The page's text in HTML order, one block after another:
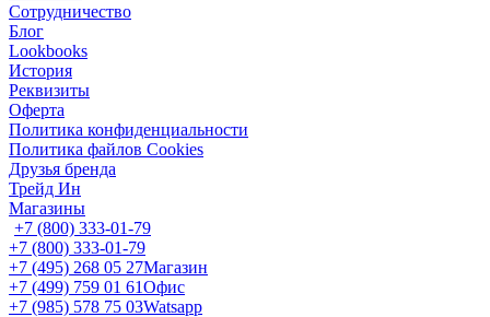
Сотрудничество
Блог
Lookbooks
История
Реквизиты
Оферта
Политика конфиденциальности
Политика файлов Cookies
Друзья бренда
Трейд Ин
Магазины
+7 (800) 333-01-79
+7 (800) 333-01-79
+7 (495) 268 05 27Магазин
+7 (499) 759 01 61Офис
+7 (985) 578 75 03Watsapp